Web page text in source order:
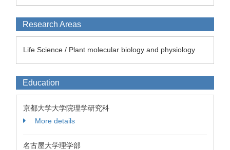
Research Areas
Life Science / Plant molecular biology and physiology
Education
京都大学大学院理学研究科
More details
名古屋大学理学部